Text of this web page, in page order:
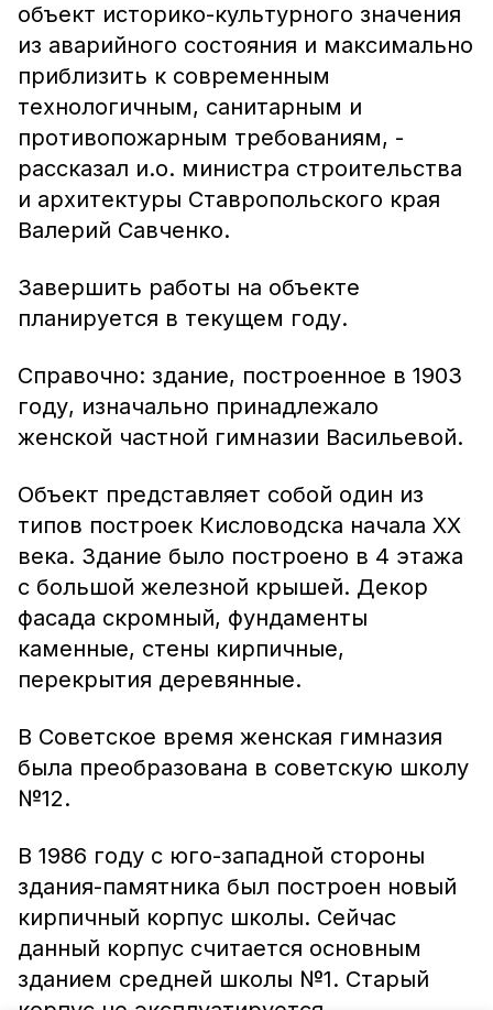
объект историко-культурного значения
из аварийного состояния и максимально
приблизить к современным
технологичным, санитарным и
противопожарным требованиям, -
рассказал и.о. министра строительства
и архитектуры Ставропольского края
Валерий Савченко.
Завершить работы на объекте
планируется в текущем году.
Справочно: здание, построенное в 1903
году, изначально принадлежало
женской частной гимназии Васильевой.
Объект представляет собой один из
типов построек Кисловодска начала ХХ
века. Здание было построено в 4 этажа
с большой железной крышей. Декор
фасада скромный, фундаменты
каменные, стены кирпичные,
перекрытия деревянные.
В Советское время женская гимназия
была преобразована в советскую школу
№12.
В 1986 году с юго-западной стороны
здания-памятника был построен новый
кирпичный корпус школы. Сейчас
данный корпус считается основным
зданием средней школы №1. Старый